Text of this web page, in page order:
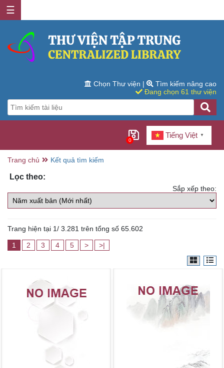
☰
Chọn Thư viện |
Tìm kiếm nâng cao
Đang chọn 61 thư viện
0
Tiếng Việt ▼
Trang chủ Kết quả tìm kiếm
Lọc theo:
Sắp xếp theo:
Trang hiện tại 1/ 3.281 trên tổng số 65.602
1 2 3 4 5 > >|